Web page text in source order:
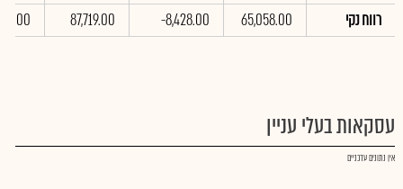
רווח נקי
65,058.00
-8,428.00
87,719.00
עסקאות בעלי עניין
אין נתונים עדכניים